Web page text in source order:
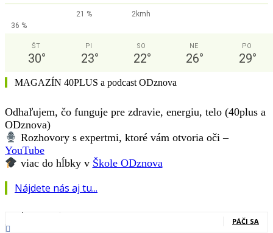
21 %
2kmh
36 %
ŠT
30°
PI
23°
SO
22°
NE
26°
PO
29°
MAGAZÍN 40PLUS a podcast ODznova
Odhaľujem, čo funguje pre zdravie, energiu, telo (40plus a
ODznova)
Rozhovory s expertmi, ktoré vám otvoria oči –
YouTube
viac do hĺbky v Škole ODznova
Nájdete nás aj tu...
PÁČI SA